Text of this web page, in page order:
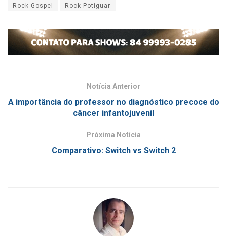
Rock Gospel Rock Potiguar
Notícia Anterior
A importância do professor no diagnóstico precoce do
câncer infantojuvenil
Próxima Notícia
Comparativo: Switch vs Switch 2